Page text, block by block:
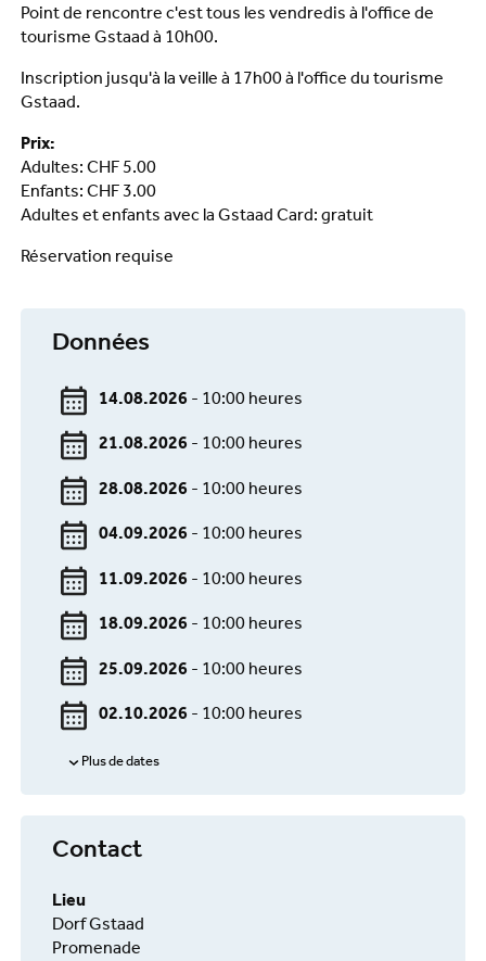
Point de rencontre c'est tous les vendredis à l'office de
tourisme Gstaad à 10h00.
Inscription jusqu'à la veille à 17h00 à l'office du tourisme
Gstaad.
Prix:
Adultes: CHF 5.00
Enfants: CHF 3.00
Adultes et enfants avec la Gstaad Card: gratuit
Réservation requise
Données
14.08.2026 - 10:00 heures
21.08.2026 - 10:00 heures
28.08.2026 - 10:00 heures
04.09.2026 - 10:00 heures
11.09.2026 - 10:00 heures
18.09.2026 - 10:00 heures
25.09.2026 - 10:00 heures
02.10.2026 - 10:00 heures
Plus de dates
Contact
Lieu
Dorf Gstaad
Promenade